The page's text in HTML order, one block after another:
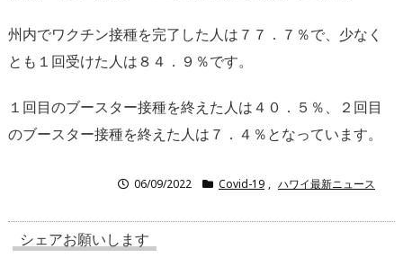
州内でワクチン接種を完了した人は７７．７％で、少なく
とも１回受けた人は８４．９％です。
１回目のブースター接種を終えた人は４０．５％、２回目
のブースター接種を終えた人は７．４％となっています。
06/09/2022 Covid-19 , ハワイ最新ニュース
シェアお願いします